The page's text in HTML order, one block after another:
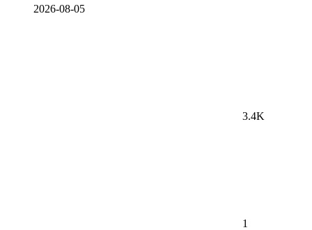
2026-08-05
3.4K
1